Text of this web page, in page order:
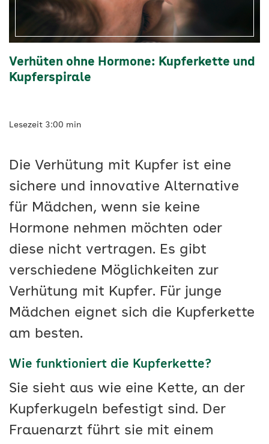
Verhüten ohne Hormone: Kupferkette und
Kupferspirale
Lesezeit 3:00 min
Die Verhütung mit Kupfer ist eine
sichere und innovative Alternative
für Mädchen, wenn sie keine
Hormone nehmen möchten oder
diese nicht vertragen. Es gibt
verschiedene Möglichkeiten zur
Verhütung mit Kupfer. Für junge
Mädchen eignet sich die Kupferkette
am besten.
Wie funktioniert die Kupferkette?
Sie sieht aus wie eine Kette, an der
Kupferkugeln befestigt sind. Der
Frauenarzt führt sie mit einem